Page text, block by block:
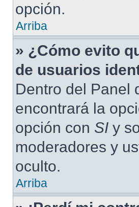
opción.
Arriba
» ¿Cómo evito
de usuarios
Dentro del Panel
encontrará la
opción con SI y
moderadores y
oculto.
Arriba